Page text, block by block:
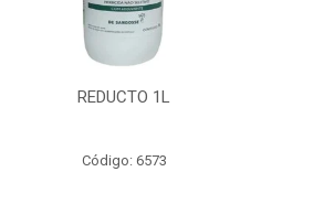
REDUCTO 1L
Código: 6573